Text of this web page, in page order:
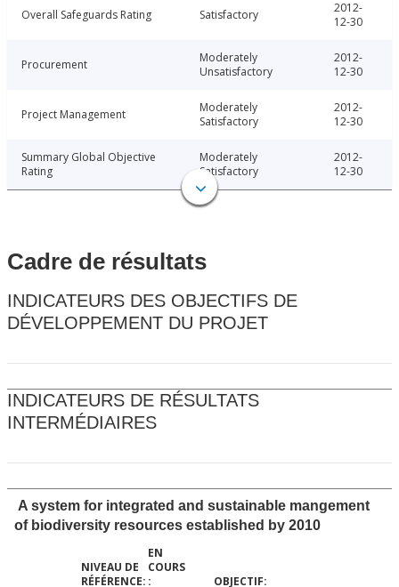
Overall Safeguards Rating Satisfactory
2012-
12-30
Procurement
Moderately
Unsatisfactory
2012-
12-30
Project Management
Moderately
Satisfactory
2012-
12-30
Summary Global Objective
Rating
Moderately
Satisfactory
2012-
12-30
Cadre de résultats
INDICATEURS DES OBJECTIFS DE
DÉVELOPPEMENT DU PROJET
INDICATEURS DE RÉSULTATS
INTERMÉDIAIRES
A system for integrated and sustainable mangement
of biodiversity resources established by 2010